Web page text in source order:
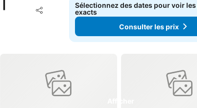
Partager
Ajouter à mes favoris
Sélectionnez des dates pour voir
exacts
Consulter les prix